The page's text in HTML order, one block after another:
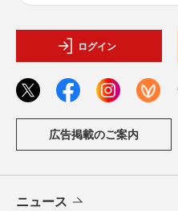
ログイン
広告掲載のご案内
ニュース